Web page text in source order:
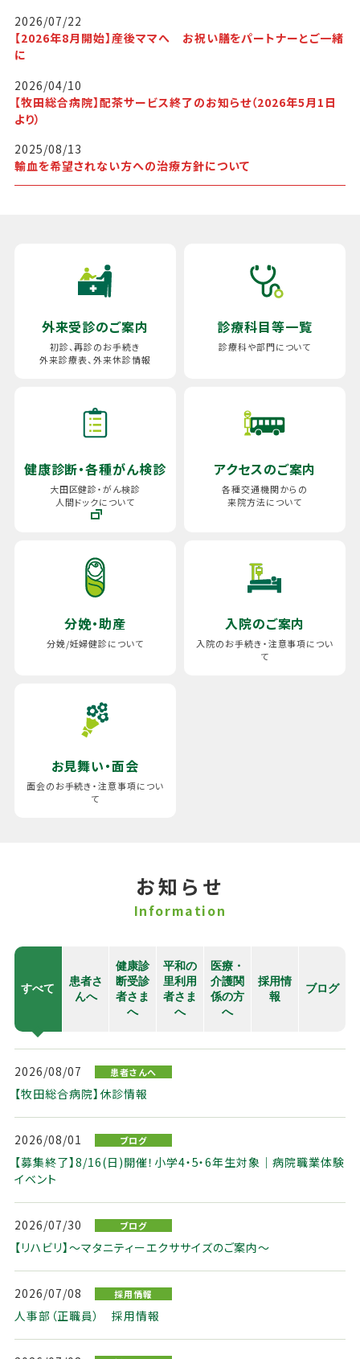
2026/07/22
【2026年8月開始】産後ママへ お祝い膳をパートナーとご一緒
に
2026/04/10
【牧田総合病院】配茶サービス終了のお知らせ（2026年5月1日
より）
2025/08/13
輸血を希望されない方への治療方針について
外来受診のご案内
初診、再診のお手続き
外来診療表、 外来休診情報
診療科目等一覧
診療科や部門について
健康診断・各種がん検診
大田区健診・がん検診
人間ドックについて
アクセスのご案内
各種交通機関からの
来院方法について
分娩・助産
分娩/妊婦健診について
入院のご案内
入院のお手続き・注意事項につい
て
お見舞い・面会
面会のお手続き・注意事項につい
て
お知らせ
Information
すべて
患者さ
んへ
健康診
断受診
者さま
へ
平和の
里利用
者さま
へ
医療・
介護関
係の方
へ
採用情
報
ブログ
2026/08/07 患者さんへ
【牧田総合病院】休診情報
2026/08/01 ブログ
【募集終了】8/16(日)開催！小学4・5・6年生対象｜病院職業体験
イベント
2026/07/30 ブログ
【リハビリ】～マタニティーエクササイズのご案内～
2026/07/08 採用情報
人事部（正職員） 採用情報